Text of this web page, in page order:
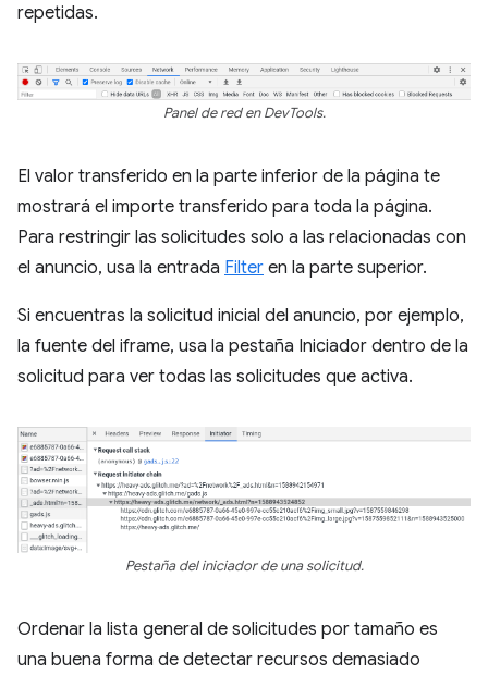
repetidas.
Panel de red en DevTools.
El valor transferido en la parte inferior de la página te
mostrará el importe transferido para toda la página.
Para restringir las solicitudes solo a las relacionadas con
el anuncio, usa la entrada Filter en la parte superior.
Si encuentras la solicitud inicial del anuncio, por ejemplo,
la fuente del iframe, usa la pestaña Iniciador dentro de la
solicitud para ver todas las solicitudes que activa.
Pestaña del iniciador de una solicitud.
Ordenar la lista general de solicitudes por tamaño es
una buena forma de detectar recursos demasiado